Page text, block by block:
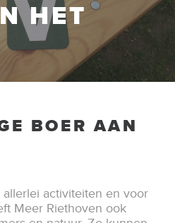
HET
BOER AAN
activiteiten en voor
Meer Riethoven ook